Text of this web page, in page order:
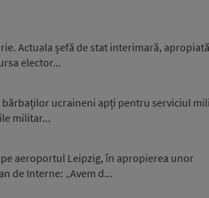
Actuala șefă de stat interimară,
elector...
ucraineni apți pentru serviciul
militar...
aeroportul Leipzig, în apropierea unor
de Interne: „Avem d...